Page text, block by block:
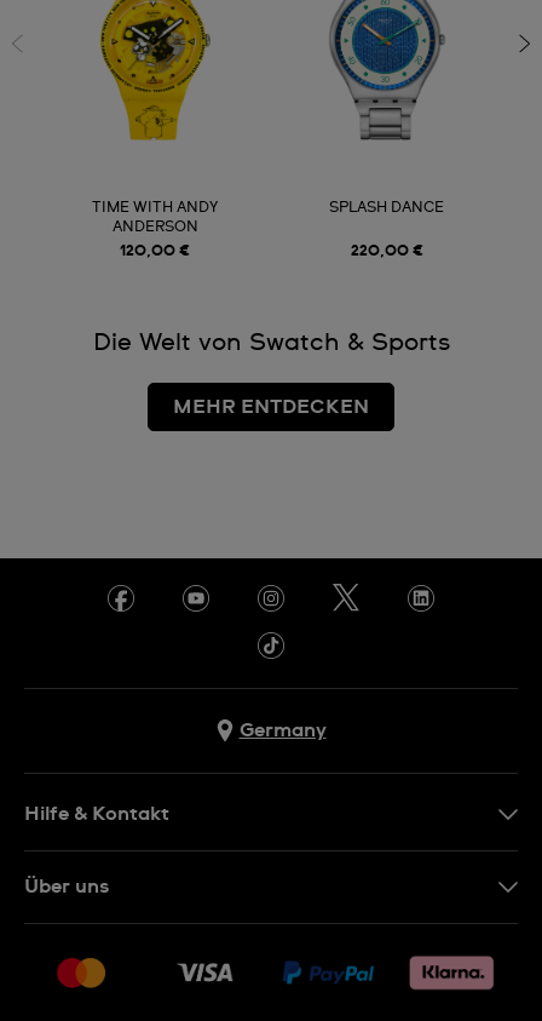
TIME WITH ANDY
ANDERSON
120,00 €
SPLASH DANCE
220,00 €
Die Welt von Swatch & Sports
MEHR ENTDECKEN
Germany
Hilfe & Kontakt
Rücksendung und Entsorgung
Über uns
Jobs